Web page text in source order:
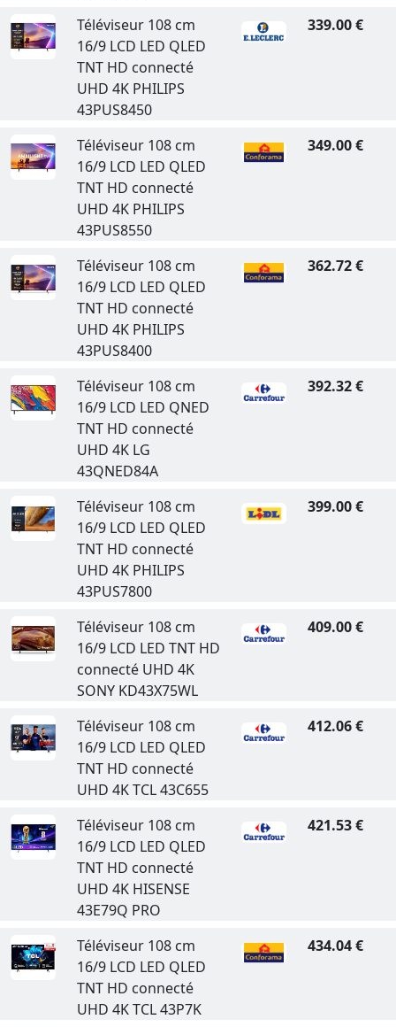
Téléviseur 108 cm
16/9 LCD LED QLED
TNT HD connecté
UHD 4K PHILIPS
43PUS8450
339.00 €
Téléviseur 108 cm
16/9 LCD LED QLED
TNT HD connecté
UHD 4K PHILIPS
43PUS8550
349.00 €
Téléviseur 108 cm
16/9 LCD LED QLED
TNT HD connecté
UHD 4K PHILIPS
43PUS8400
362.72 €
Téléviseur 108 cm
16/9 LCD LED QNED
TNT HD connecté
UHD 4K LG
43QNED84A
392.32 €
Téléviseur 108 cm
16/9 LCD LED QLED
TNT HD connecté
UHD 4K PHILIPS
43PUS7800
399.00 €
Téléviseur 108 cm
16/9 LCD LED TNT HD
connecté UHD 4K
SONY KD43X75WL
409.00 €
Téléviseur 108 cm
16/9 LCD LED QLED
TNT HD connecté
UHD 4K TCL 43C655
412.06 €
Téléviseur 108 cm
16/9 LCD LED QLED
TNT HD connecté
UHD 4K HISENSE
43E79Q PRO
421.53 €
Téléviseur 108 cm
16/9 LCD LED QLED
TNT HD connecté
UHD 4K TCL 43P7K
434.04 €